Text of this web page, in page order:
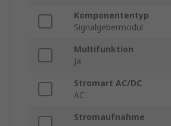
Komponententyp
Signalgebermodul
Multifunktion
Ja
Stromart AC/DC
AC
Stromaufnahme